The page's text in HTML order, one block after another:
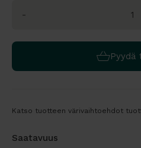
-
Pyydä
Katso tuotteen värivaihtoehdot
Saatavuus